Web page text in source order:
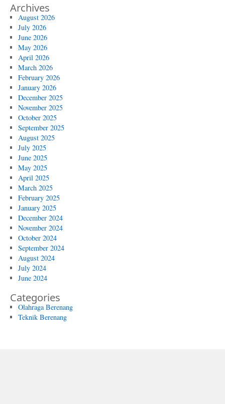
Archives
August 2026
July 2026
June 2026
May 2026
April 2026
March 2026
February 2026
January 2026
December 2025
November 2025
October 2025
September 2025
August 2025
July 2025
June 2025
May 2025
April 2025
March 2025
February 2025
January 2025
December 2024
November 2024
October 2024
September 2024
August 2024
July 2024
June 2024
Categories
Olahraga Berenang
Teknik Berenang